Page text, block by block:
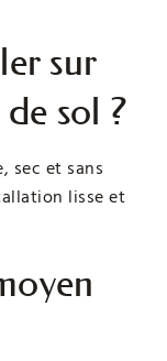
sur
sol ?
sec et sans
lisse et